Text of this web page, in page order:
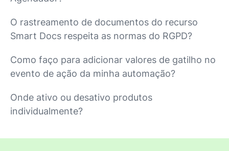
O rastreamento de documentos do recurso
Smart Docs respeita as normas do RGPD?
Como faço para adicionar valores de gatilho no
evento de ação da minha automação?
Onde ativo ou desativo produtos
individualmente?